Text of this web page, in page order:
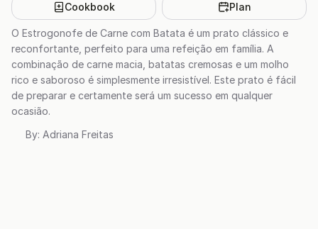
Cookbook Plan
O Estrogonofe de Carne com Batata é um prato clássico e
reconfortante, perfeito para uma refeição em família. A
combinação de carne macia, batatas cremosas e um molho
rico e saboroso é simplesmente irresistível. Este prato é fácil
de preparar e certamente será um sucesso em qualquer
ocasião.
By: Adriana Freitas